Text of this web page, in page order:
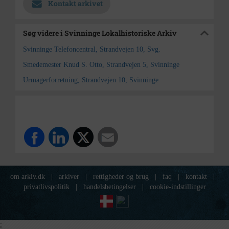
Kontakt arkivet
Søg videre i Svinninge Lokalhistoriske Arkiv
Svinninge Telefoncentral, Strandvejen 10, Svg.
Smedemester Knud S. Otto, Strandvejen 5, Svinninge
Urmagerforretning, Strandvejen 10, Svinninge
om arkiv.dk arkiver rettigheder og brug faq kontakt
privatlivspolitik
handelsbetingelser cookie-indstillinger
;